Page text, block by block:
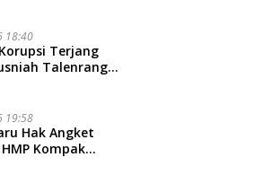
18:40
Terjang
Talenrang
19:58
Hak Angket
Kompak